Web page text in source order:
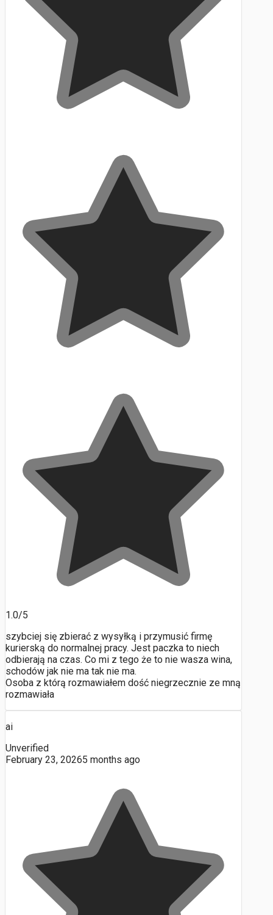
1.0/5
szybciej się zbierać z wysyłką i przymusić firmę
kurierską do normalnej pracy. Jest paczka to niech
odbierają na czas. Co mi z tego że to nie wasza wina,
schodów jak nie ma tak nie ma.
Osoba z którą rozmawiałem dość niegrzecznie ze mną
rozmawiała
ai
Unverified
February 23, 20265 months ago